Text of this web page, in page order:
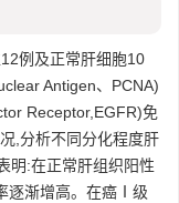
例及正常肝细胞10
Antigen、PCNA)
Receptor,EGFR)免
,分析不同分化程度肝
明:在正常肝组织阳性
逐渐增高。在癌Ⅰ级